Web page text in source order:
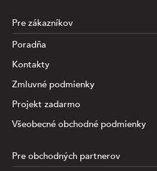
Pre zákazníkov
Poradňa
Kontakty
Zmluvné podmienky
Projekt zadarmo
Všeobecné obchodné podmienky
Pre obchodných partnerov